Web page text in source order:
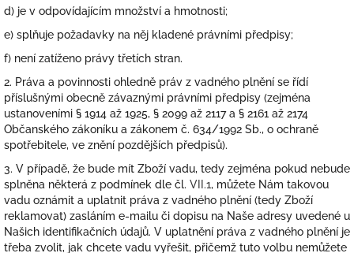
d) je v odpovídajícím množství a hmotnosti;
e) splňuje požadavky na něj kladené právními předpisy;
f) není zatíženo právy třetích stran.
2. Práva a povinnosti ohledně práv z vadného plnění se řídí
příslušnými obecně závaznými právními předpisy (zejména
ustanoveními § 1914 až 1925, § 2099 až 2117 a § 2161 až 2174
Občanského zákoníku a zákonem č. 634/1992 Sb., o ochraně
spotřebitele, ve znění pozdějších předpisů).
3. V případě, že bude mít Zboží vadu, tedy zejména pokud nebude
splněna některá z podmínek dle čl. VII.1, můžete Nám takovou
vadu oznámit a uplatnit práva z vadného plnění (tedy Zboží
reklamovat) zasláním e-mailu či dopisu na Naše adresy uvedené u
Našich identifikačních údajů. V uplatnění práva z vadného plnění je
třeba zvolit, jak chcete vadu vyřešit, přičemž tuto volbu nemůžete